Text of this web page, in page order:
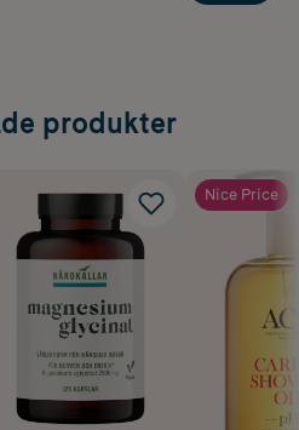
produkter
Nice Price